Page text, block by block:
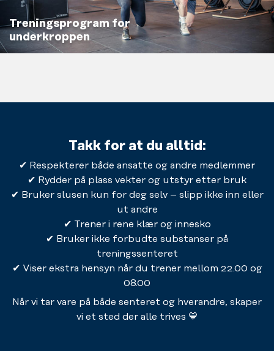
Treningsprogram for
underkroppen
Takk for at du alltid:
✔ Respekterer både ansatte og andre medlemmer
✔ Rydder på plass vekter og utstyr etter bruk
✔ Bruker slusen kun for deg selv – slipp ikke inn eller
ut andre
✔ Trener i rene klær og innesko
✔ Bruker ikke forbudte substanser på
treningssenteret
✔ Viser ekstra hensyn når du trener mellom 22.00 og
08.00
Når vi tar vare på både senteret og hverandre, skaper
vi et sted der alle trives 💙